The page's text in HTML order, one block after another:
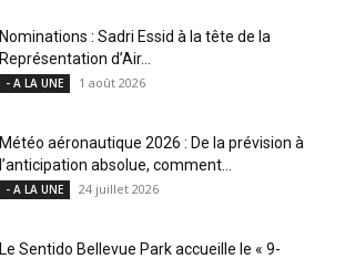
Nominations : Sadri Essid à la tête de la
Représentation d’Air...
- A LA UNE 1 août 2026
Météo aéronautique 2026 : De la prévision à
l’anticipation absolue, comment...
- A LA UNE 24 juillet 2026
Le Sentido Bellevue Park accueille le « 9-